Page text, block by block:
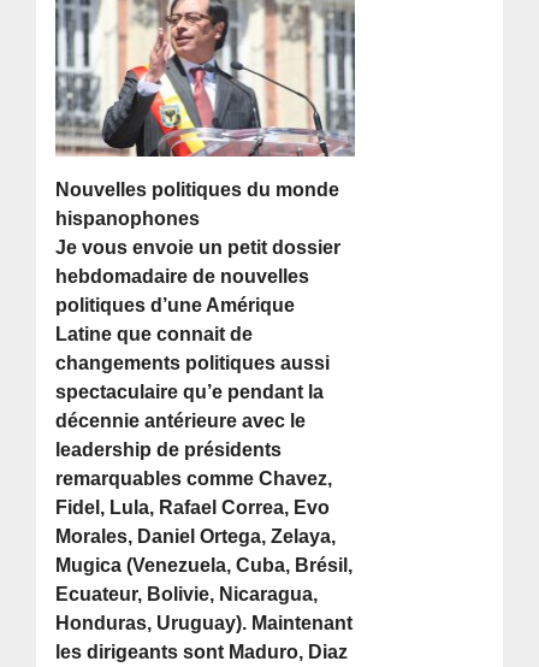
Nouvelles politiques du monde
hispanophones
Je vous envoie un petit dossier
hebdomadaire de nouvelles
politiques d’une Amérique
Latine que connait de
changements politiques aussi
spectaculaire qu’e pendant la
décennie antérieure avec le
leadership de présidents
remarquables comme Chavez,
Fidel, Lula, Rafael Correa, Evo
Morales, Daniel Ortega, Zelaya,
Mugica (Venezuela, Cuba, Brésil,
Ecuateur, Bolivie, Nicaragua,
Honduras, Uruguay). Maintenant
les dirigeants sont Maduro, Diaz